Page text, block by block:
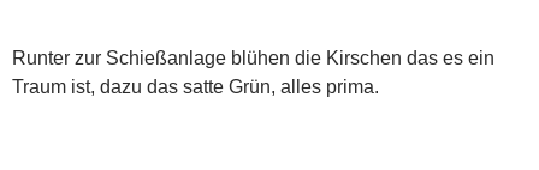
Runter zur Schießanlage blühen die Kirschen das es ein
Traum ist, dazu das satte Grün, alles prima.